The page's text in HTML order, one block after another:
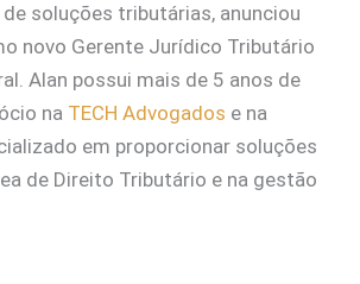
de soluções tributárias, anunciou
novo Gerente Jurídico Tributário
Alan possui mais de 5 anos de
na TECH Advogados e na
em proporcionar soluções
de Direito Tributário e na gestão